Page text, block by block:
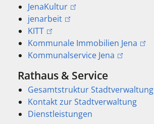
JenaKultur
jenarbeit
KITT
Kommunale Immobilien Jena
Kommunalservice Jena
Rathaus & Service
Gesamtstruktur Stadtverwaltung
Kontakt zur Stadtverwaltung
Dienstleistungen